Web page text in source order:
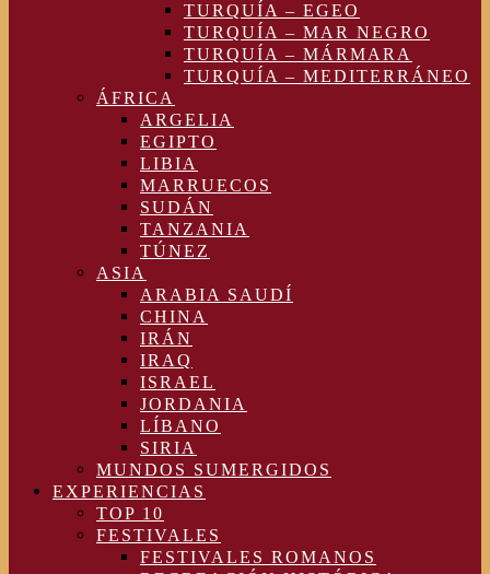
TURQUÍA – EGEO
TURQUÍA – MAR NEGRO
TURQUÍA – MÁRMARA
TURQUÍA – MEDITERRÁNEO
ÁFRICA
ARGELIA
EGIPTO
LIBIA
MARRUECOS
SUDÁN
TANZANIA
TÚNEZ
ASIA
ARABIA SAUDÍ
CHINA
IRÁN
IRAQ
ISRAEL
JORDANIA
LÍBANO
SIRIA
MUNDOS SUMERGIDOS
EXPERIENCIAS
TOP 10
FESTIVALES
FESTIVALES ROMANOS